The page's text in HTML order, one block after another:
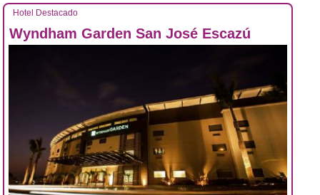
Hotel Destacado
Wyndham Garden San José Escazú